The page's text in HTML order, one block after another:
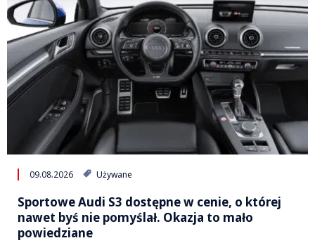
09.08.2026 Używane
Sportowe Audi S3 dostępne w cenie, o której
nawet byś nie pomyślał. Okazja to mało
powiedziane